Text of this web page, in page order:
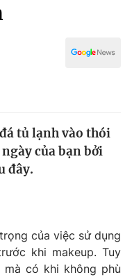
tủ lạnh vào thói
của bạn bởi
đây.
của việc sử dụng
khi makeup. Tuy
có khi không phù